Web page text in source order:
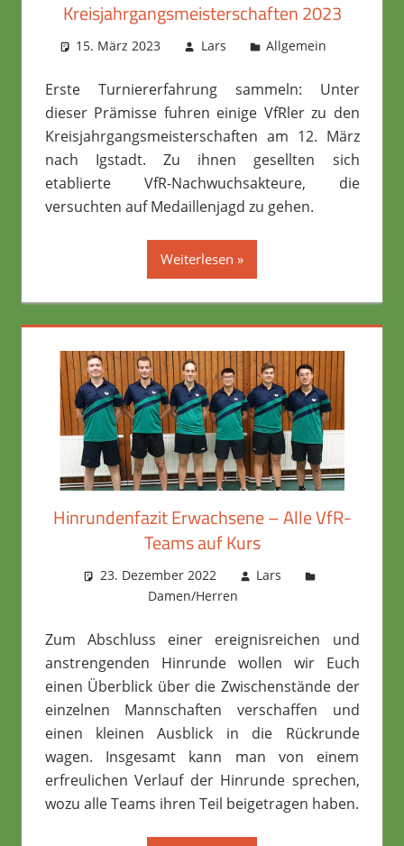
Kreisjahrgangsmeisterschaften 2023
15. März 2023 Lars Allgemein
Erste Turniererfahrung sammeln: Unter
dieser Prämisse fuhren einige VfRler zu den
Kreisjahrgangsmeisterschaften am 12. März
nach Igstadt. Zu ihnen gesellten sich
etablierte VfR-Nachwuchsakteure, die
versuchten auf Medaillenjagd zu gehen.
Weiterlesen
Hinrundenfazit Erwachsene – Alle VfR-
Teams auf Kurs
23. Dezember 2022
Lars
Damen/Herren
Zum Abschluss einer ereignisreichen und
anstrengenden Hinrunde wollen wir Euch
einen Überblick über die Zwischenstände der
einzelnen Mannschaften verschaffen und
einen kleinen Ausblick in die Rückrunde
wagen. Insgesamt kann man von einem
erfreulichen Verlauf der Hinrunde sprechen,
wozu alle Teams ihren Teil beigetragen haben.